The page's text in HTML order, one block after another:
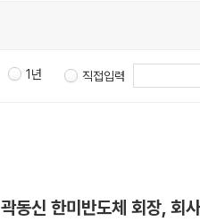
1년 직접입력
곽동신 한미반도체 회장, 회